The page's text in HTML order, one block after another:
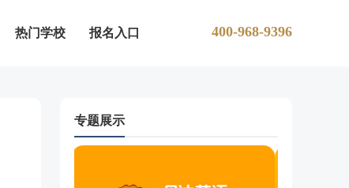
热门学校 报名入口 400-968-9396
专题展示